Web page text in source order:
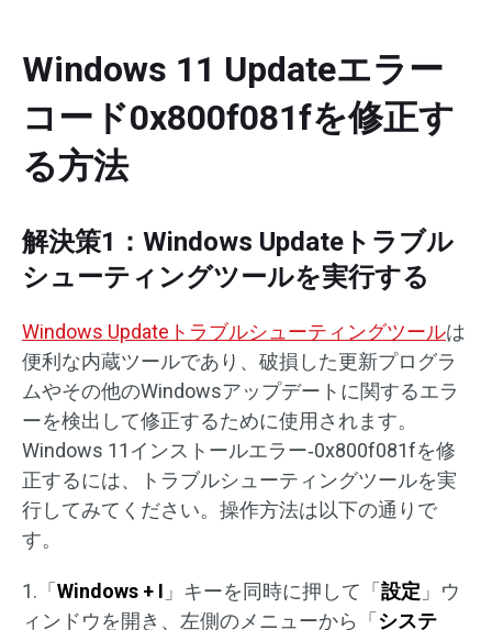
Windows 11 Updateエラー
コード0x800f081fを修正す
る方法
解決策1：Windows Updateトラブル
シューティングツールを実行する
Windows Updateトラブルシューティングツールは
便利な内蔵ツールであり、破損した更新プログラ
ムやその他のWindowsアップデートに関するエラ
ーを検出して修正するために使用されます。
Windows 11インストールエラー‐0x800f081fを修
正するには、トラブルシューティングツールを実
行してみてください。操作方法は以下の通りで
す。
1.「 Windows + I 」キーを同時に押して「 設定 」ウ
ィンドウを開き、左側のメニューから「 システ